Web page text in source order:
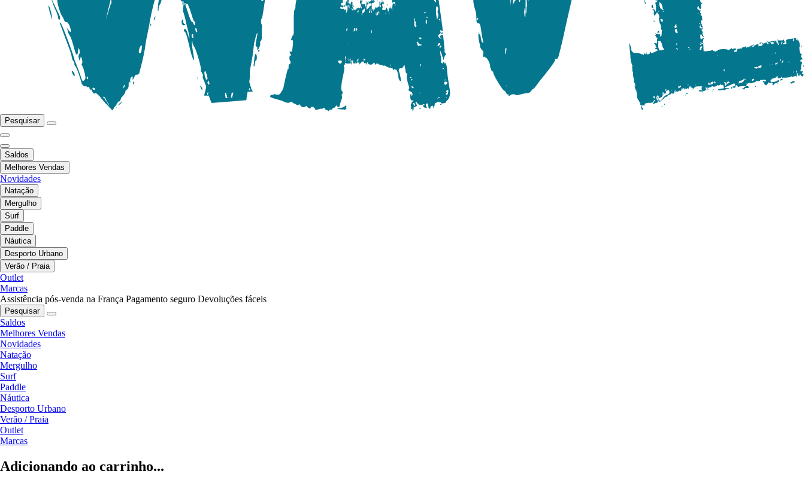
Pesquisar
Saldos
Melhores Vendas
Novidades
Natação
Mergulho
Surf
Paddle
Náutica
Desporto Urbano
Verão / Praia
Outlet
Marcas
Assistência pós-venda na França Pagamento seguro Devoluções fáceis
Pesquisar
Saldos
Melhores Vendas
Novidades
Natação
Mergulho
Surf
Paddle
Náutica
Desporto Urbano
Verão / Praia
Outlet
Marcas
Adicionando ao carrinho...